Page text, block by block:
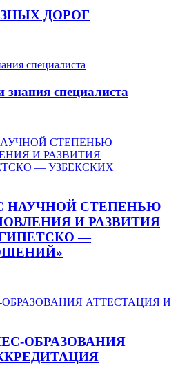
ДОРОГ
специалиста
НАУЧНОЙ СТЕПЕНЬЮ
И РАЗВИТИЯ
—
ОБРАЗОВАНИЯ